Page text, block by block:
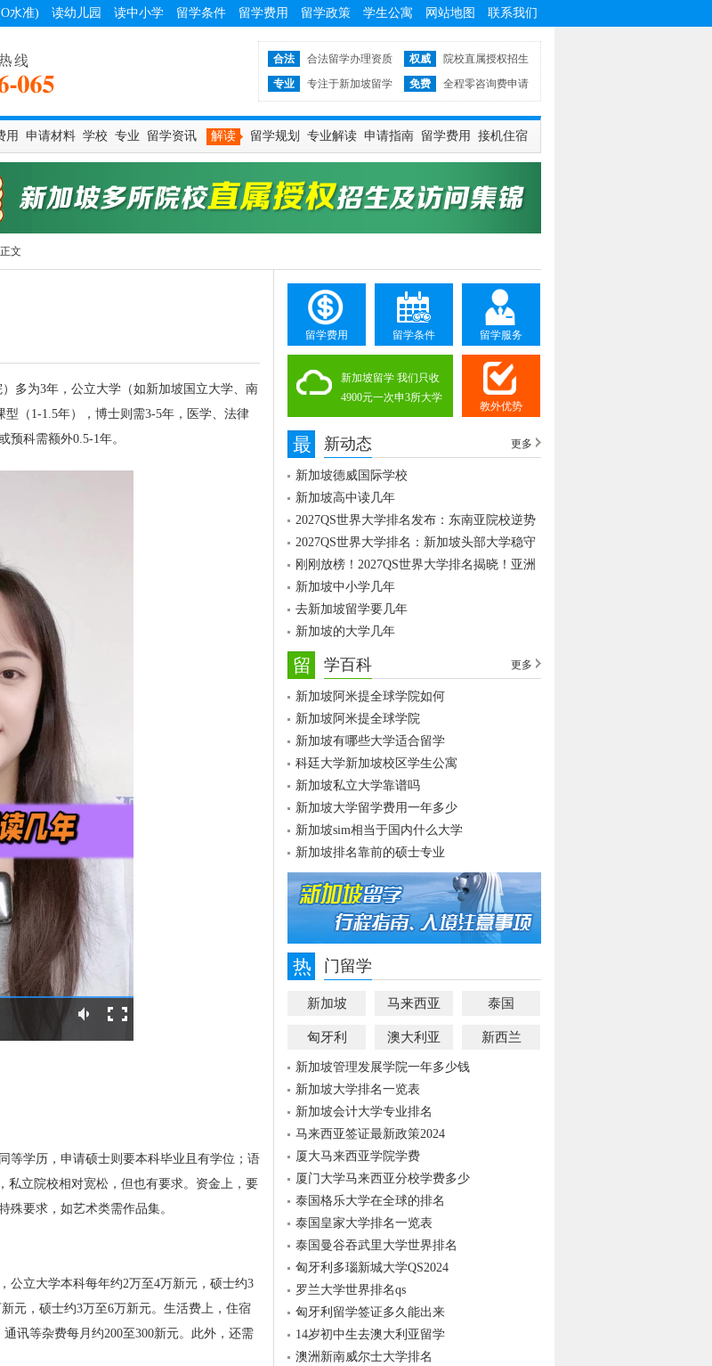
水准) 读幼儿园 读中小学 留学条件 留学费用 留学政策 学生公寓 网站地图 联系我们
合法 合法留学办理资质 权威
院校直属授权招生
专业
专注于新加坡留学 免费 全程零咨询费申请
用 申请材料 学校 专业 留学资讯 解读 留学规划 专业解读 申请指南 留学费用 接机住宿
正文
多为3年，公立大学（如新加坡国立大学、南
（1-1.5年），博士则需3-5年，医学、法律
科需额外0.5-1年。
等学历，申请硕士则要本科毕业且有学位；语
私立院校相对宽松，但也有要求。资金上，要
殊要求，如艺术类需作品集。
公立大学本科每年约2万至4万新元，硕士约3
元，硕士约3万至6万新元。生活费上，住宿
讯等杂费每月约200至300新元。此外，还需
留学费用 留学条件 留学服务
新加坡留学 我们只收
4900元一次申3所大学
教外优势
最 新动态 更多
新加坡德威国际学校
新加坡高中读几年
2027QS世界大学排名发布：东南亚院校逆势
2027QS世界大学排名：新加坡头部大学稳守
刚刚放榜！2027QS世界大学排名揭晓！亚洲
新加坡中小学几年
去新加坡留学要几年
新加坡的大学几年
留 学百科 更多
新加坡阿米提全球学院如何
新加坡阿米提全球学院
新加坡有哪些大学适合留学
科廷大学新加坡校区学生公寓
新加坡私立大学靠谱吗
新加坡大学留学费用一年多少
新加坡sim相当于国内什么大学
新加坡排名靠前的硕士专业
热 门留学
新加坡 马来西亚 泰国
匈牙利 澳大利亚 新西兰
新加坡管理发展学院一年多少钱
新加坡大学排名一览表
新加坡会计大学专业排名
马来西亚签证最新政策2024
厦大马来西亚学院学费
厦门大学马来西亚分校学费多少
泰国格乐大学在全球的排名
泰国皇家大学排名一览表
泰国曼谷吞武里大学世界排名
匈牙利多瑙新城大学QS2024
罗兰大学世界排名qs
匈牙利留学签证多久能出来
14岁初中生去澳大利亚留学
澳洲新南威尔士大学排名